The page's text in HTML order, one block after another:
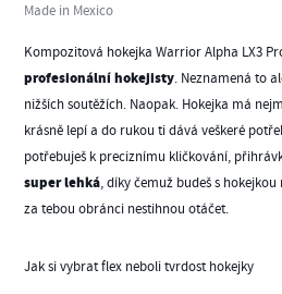
Made in Mexico
Kompozitová hokejka Warrior Alpha LX3
profesionální hokejisty. Neznamená to
nižších soutěžích. Naopak. Hokejka má
krásně lepí a do rukou ti dává veškeré
potřebuješ k preciznímu kličkování,
super lehká, díky čemuž budeš s
za tebou obránci nestihnou otáčet.
Jak si vybrat flex neboli tvrdost hokejky